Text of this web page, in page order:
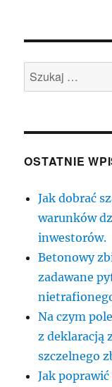
Szukaj:
OSTATNIE
Jak dobrać
warunków
inwestorów.
Betonowy
zadawane
Na czym
z deklaracją
szczelnego
Jak